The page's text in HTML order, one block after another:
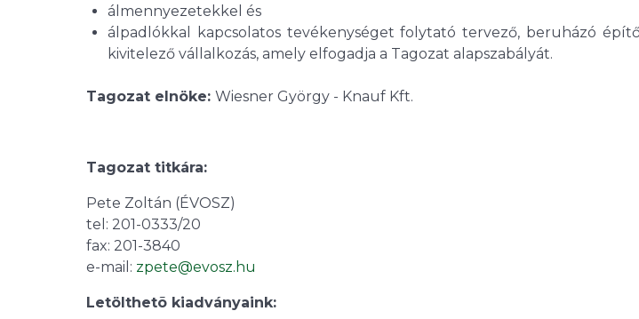
álmennyezetekkel és
álpadlókkal kapcsolatos tevékenységet folytató tervező, beruházó
kivitelező vállalkozás, amely elfogadja a Tagozat alapszabályát.
Tagozat elnöke: Wiesner György - Knauf Kft.
Tagozat titkára:
Pete Zoltán (ÉVOSZ)
tel: 201-0333/20
fax: 201-3840
e-mail: zpete@evosz.hu
Letölthetõ kiadványaink: